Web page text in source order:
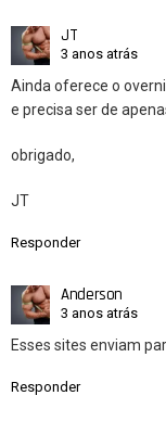
JT
3 anos atrás
Ainda oferece o
e precisa ser de
obrigado,
JT
Responder
Anderson
3 anos atrás
Esses sites enviam
Responder